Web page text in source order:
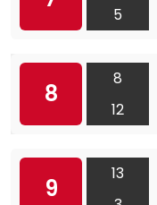
5
8
8
12
9
13